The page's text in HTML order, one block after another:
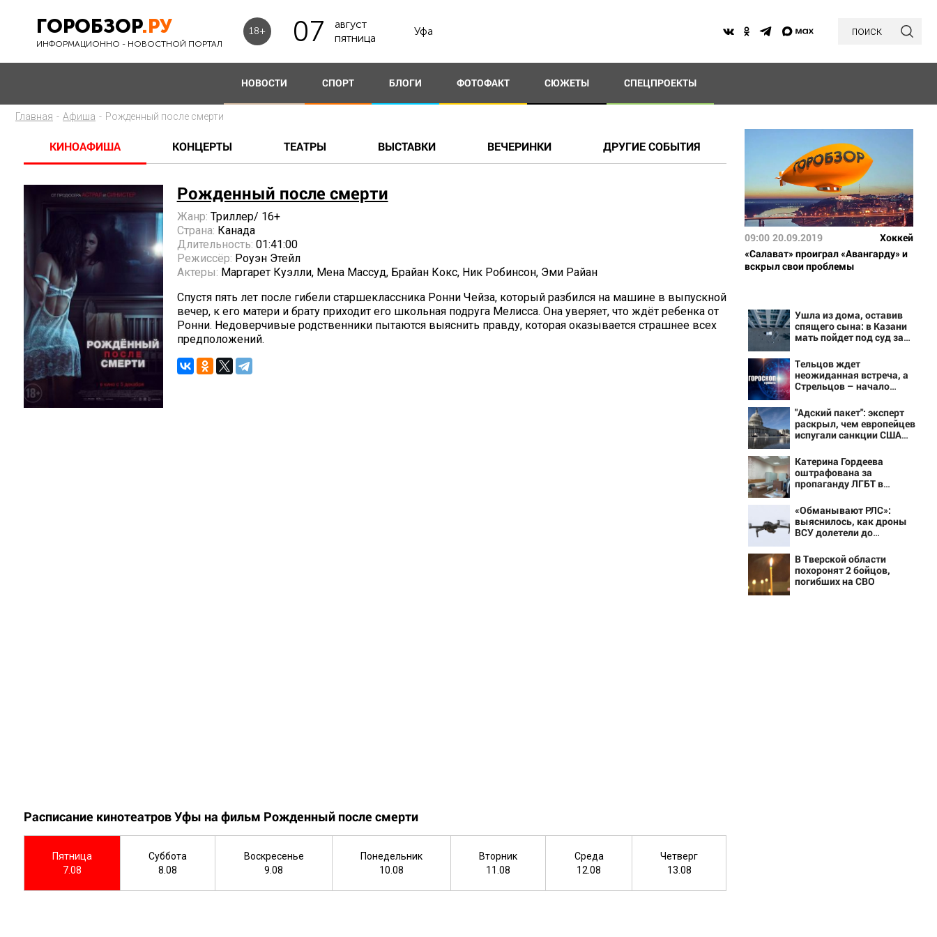
ГОРОБЗОР.РУ
ИНФОРМАЦИОННО - НОВОСТНОЙ ПОРТАЛ
18+ 07
август
пятница
Уфа поиск
НОВОСТИ СПОРТ БЛОГИ ФОТОФАКТ СЮЖЕТЫ СПЕЦПРОЕКТЫ
Главная - Афиша - Рожденный после смерти
КИНОАФИША КОНЦЕРТЫ ТЕАТРЫ ВЫСТАВКИ ВЕЧЕРИНКИ ДРУГИЕ СОБЫТИЯ
Рожденный после смерти
Жанр: Триллер/ 16+
Страна: Канада
Длительность: 01:41:00
Режиссёр: Роуэн Этейл
Актеры: Маргарет Куэлли, Мена Массуд, Брайан Кокс, Ник Робинсон, Эми Райан
Спустя пять лет после гибели старшеклассника Ронни Чейза, который разбился на машине в выпускной
вечер, к его матери и брату приходит его школьная подруга Мелисса. Она уверяет, что ждёт ребенка от
Ронни. Недоверчивые родственники пытаются выяснить правду, которая оказывается страшнее всех
предположений.
Расписание кинотеатров Уфы на фильм Рожденный после смерти
Пятница
7.08
Суббота
8.08
Воскресенье
9.08
Понедельник
10.08
Вторник
11.08
Среда
12.08
Четверг
13.08
09:00 20.09.2019
Хоккей
«Салават» проиграл «Авангарду» и
вскрыл свои проблемы
Ушла из дома, оставив
спящего сына: в Казани
мать пойдет под суд за
07/08/2026 – Новости
Тельцов ждет
неожиданная встреча, а
Стрельцов – начало
гороскоп на субботу, 8
августа
"Адский пакет": эксперт
раскрыл, чем европейцев
испугали санкции США
Вести.ru
Катерина Гордеева
оштрафована за
пропаганду ЛГБТ в
Вести.ru
«Обманывают РЛС»:
выяснилось, как дроны
ВСУ долетели до
В Тверской области
похоронят 2 бойцов,
погибших на СВО